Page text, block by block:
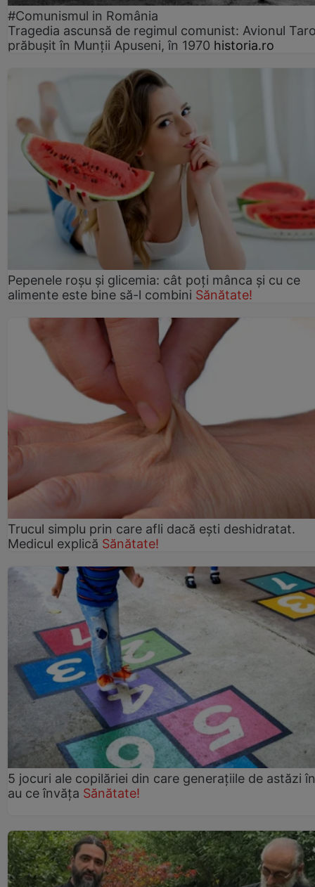
#Comunismul in România
Tragedia ascunsă de regimul comunist: Avionul
prăbușit în Munții Apuseni, în 1970 historia.ro
Pepenele roșu și glicemia: cât poți mânca și cu ce
alimente este bine să-l combini Sănătate!
Trucul simplu prin care afli dacă eşti deshidratat.
Medicul explică Sănătate!
5 jocuri ale copilăriei din care generațiile de astăzi
au ce învăța Sănătate!